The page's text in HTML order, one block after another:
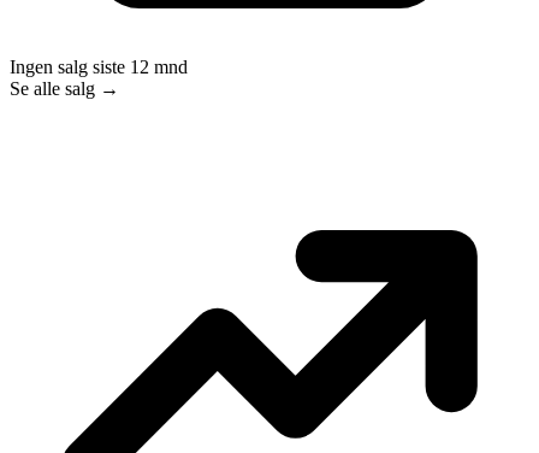
Ingen salg siste 12 mnd
Se alle salg →